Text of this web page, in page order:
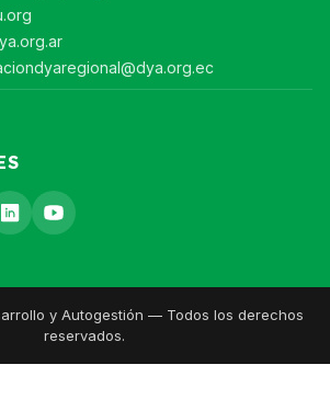
y Autogestión — Todos los derechos
reservados.